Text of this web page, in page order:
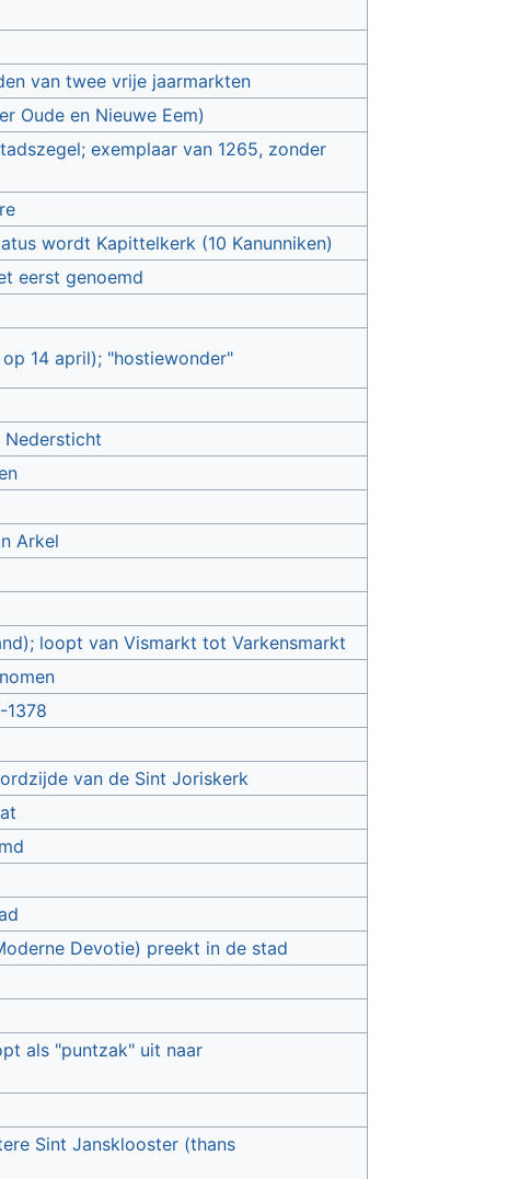
van twee vrije jaarmarkten
Oude en Nieuwe Eem)
exemplaar van 1265, zonder
wordt Kapittelkerk (10 Kanunniken)
eerst genoemd
14 april); "hostiewonder"
Nedersticht
Arkel
loopt van Vismarkt tot Varkensmarkt
1378
van de Sint Joriskerk
Devotie) preekt in de stad
als "puntzak" uit naar
Sint Jansklooster (thans